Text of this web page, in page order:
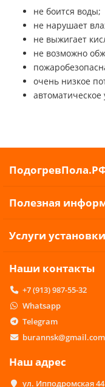
не боится воды;
не нарушает
не выжигает
не возможно
очень низкое
Полезная
Услуги установки
Наши контакты
+7 (913) 987-55-32
Whatsapp
Telegram
burannsk@gmail.com
Наш адрес
ул. Ипподромская 44